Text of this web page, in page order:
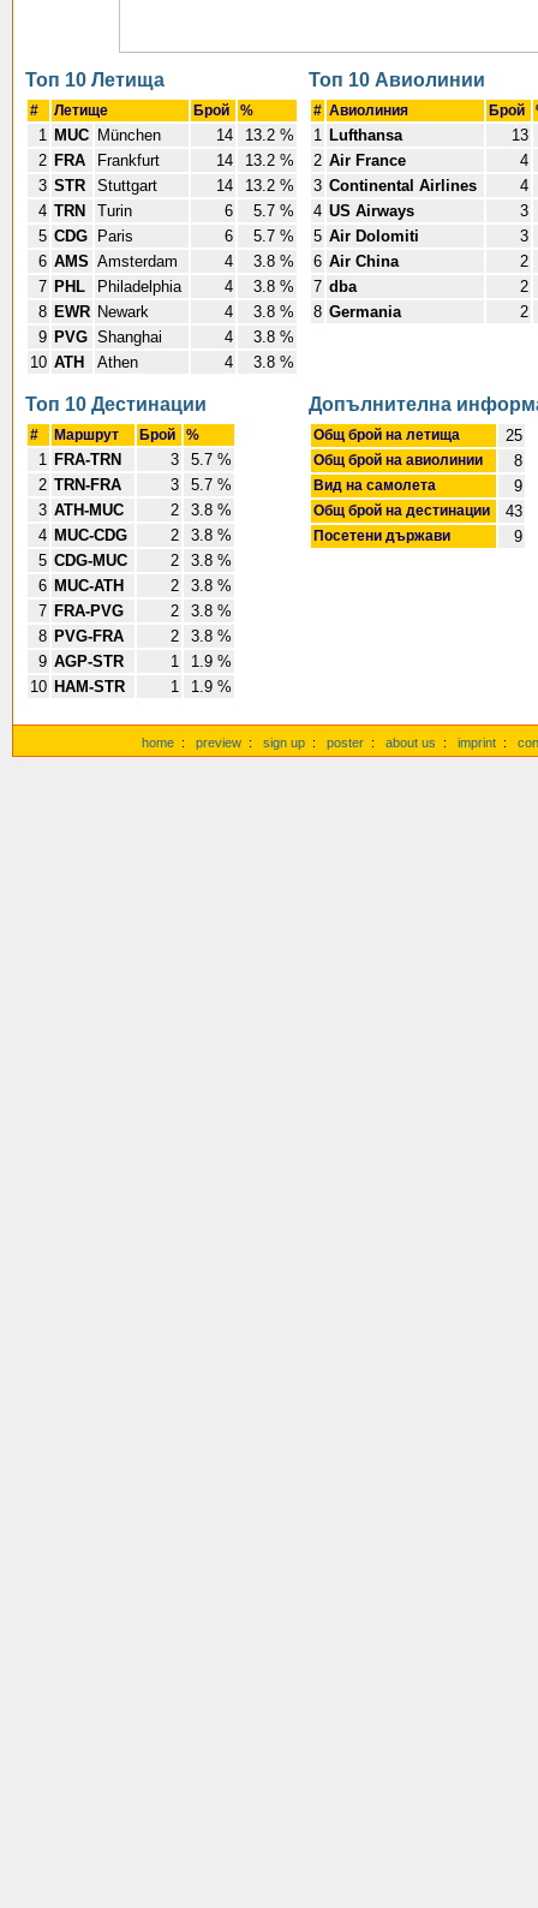
Топ 10 Летища
# Летище Брой %
1 MUC München 14
13.2 %
2 FRA Frankfurt 14
13.2 %
3 STR Stuttgart 14
13.2 %
4 TRN Turin 6
5.7 %
5 CDG Paris 6
5.7 %
6 AMS Amsterdam 4
3.8 %
7 PHL Philadelphia 4
3.8 %
8 EWR Newark 4
3.8 %
9 PVG Shanghai 4
3.8 %
10 ATH Athen 4 3.8 %
Топ 10 Авиолинии
# Авиолиния Брой
1 Lufthansa 13
2 Air France
4
3 Continental Airlines
4
4 US Airways
3
5 Air Dolomiti
3
6 Air China
2
7 dba
2
8 Germania 2
Топ 10 Дестинации
# Маршрут Брой %
1 FRA-TRN 3
5.7 %
2 TRN-FRA 3
5.7 %
3 ATH-MUC 2
3.8 %
4 MUC-CDG 2
3.8 %
5 CDG-MUC 2
3.8 %
6 MUC-ATH 2
3.8 %
7 FRA-PVG 2
3.8 %
8 PVG-FRA 2
3.8 %
9 AGP-STR 1
1.9 %
10 HAM-STR 1 1.9 %
Допълнителна
Общ брой на летища 25
Общ брой на авиолинии 8
Вид на самолета 9
Общ брой на дестинации 43
Посетени държави 9
home : preview : sign up : poster : about us : imprint :